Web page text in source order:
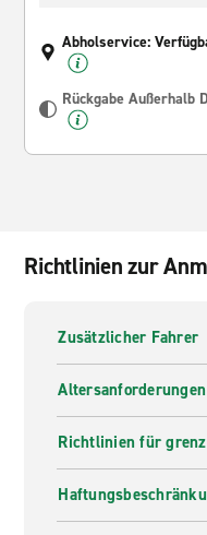
Abholservice:
Rückgabe Außerhalb
Richtlinien zur
Zusätzlicher Fahrer
Altersanforderungen
Richtlinien für